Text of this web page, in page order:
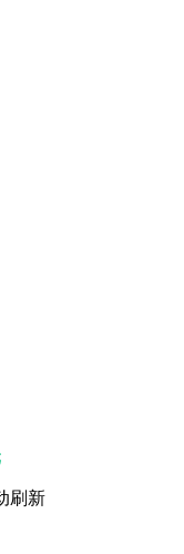
刷新